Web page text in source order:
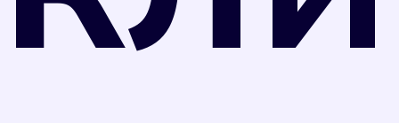
отметкой в техническом паспорте прибора.
Оплата по нормативному тарифу, как